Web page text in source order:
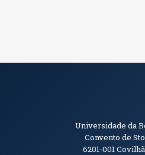
Informações de
Universidade da
Convento de
6201-001